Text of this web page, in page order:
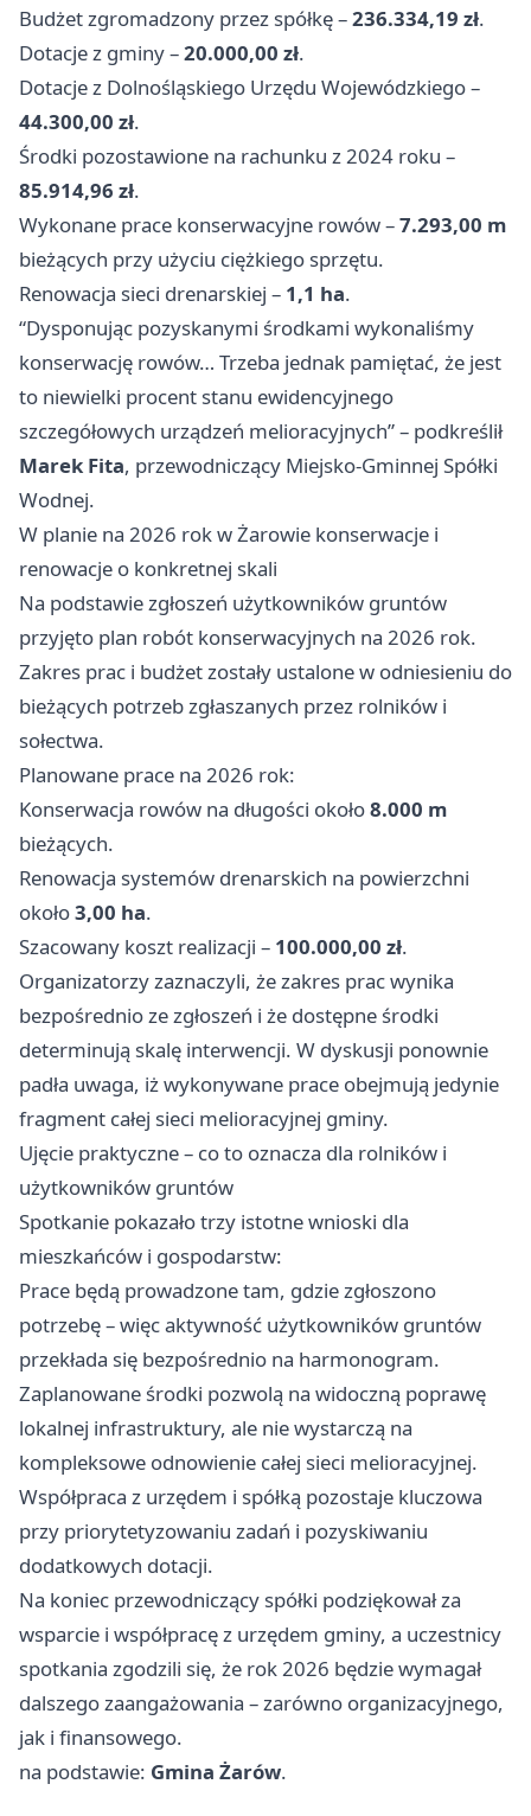
Budżet zgromadzony przez spółkę –236.334,19 zł.
Dotacje z gminy –20.000,00 zł.
Dotacje z Dolnośląskiego Urzędu Wojewódzkiego –
44.300,00 zł.
Środki pozostawione na rachunku z 2024 roku –
85.914,96 zł.
Wykonane prace konserwacyjne rowów –7.293,00 m
bieżących przy użyciu ciężkiego sprzętu.
Renowacja sieci drenarskiej – 1,1 ha.
“Dysponując pozyskanymi środkami wykonaliśmy
konserwację rowów… Trzeba jednak pamiętać, że jest
to niewielki procent stanu ewidencyjnego
szczegółowych urządzeń melioracyjnych” – podkreślił
Marek Fita, przewodniczący Miejsko‑Gminnej Spółki
Wodnej.
W planie na 2026 rok w Żarowie konserwacje i
renowacje o konkretnej skali
Na podstawie zgłoszeń użytkowników gruntów
przyjęto plan robót konserwacyjnych na 2026 rok.
Zakres prac i budżet zostały ustalone w odniesieniu do
bieżących potrzeb zgłaszanych przez rolników i
sołectwa.
Planowane prace na 2026 rok:
Konserwacja rowów na długości około8.000 m
bieżących.
Renowacja systemów drenarskich na powierzchni
około3,00 ha.
Szacowany koszt realizacji – 100.000,00 zł.
Organizatorzy zaznaczyli, że zakres prac wynika
bezpośrednio ze zgłoszeń i że dostępne środki
determinują skalę interwencji. W dyskusji ponownie
padła uwaga, iż wykonywane prace obejmują jedynie
fragment całej sieci melioracyjnej gminy.
Ujęcie praktyczne – co to oznacza dla rolników i
użytkowników gruntów
Spotkanie pokazało trzy istotne wnioski dla
mieszkańców i gospodarstw:
Prace będą prowadzone tam, gdzie zgłoszono
potrzebę – więc aktywność użytkowników gruntów
przekłada się bezpośrednio na harmonogram.
Zaplanowane środki pozwolą na widoczną poprawę
lokalnej infrastruktury, ale nie wystarczą na
kompleksowe odnowienie całej sieci melioracyjnej.
Współpraca z urzędem i spółką pozostaje kluczowa
przy priorytetyzowaniu zadań i pozyskiwaniu
dodatkowych dotacji.
Na koniec przewodniczący spółki podziękował za
wsparcie i współpracę z urzędem gminy, a uczestnicy
spotkania zgodzili się, że rok 2026 będzie wymagał
dalszego zaangażowania – zarówno organizacyjnego,
jak i finansowego.
na podstawie: Gmina Żarów.